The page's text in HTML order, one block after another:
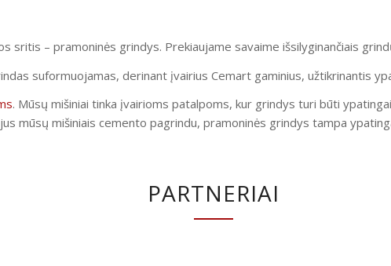
sritis – pramoninės grindys. Prekiaujame savaime išsilyginančiais
suformuojamas, derinant įvairius Cemart gaminius, užtikrinantis
. Mūsų mišiniai tinka įvairioms patalpoms, kur grindys turi būti
mūsų mišiniais cemento pagrindu, pramoninės grindys tampa
PARTNERIAI